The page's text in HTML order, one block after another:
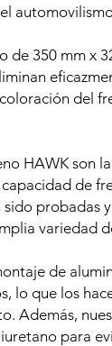
de 350 mm x
del
HAWK son
de
sido probadas
variedad
de
lo que los
Además,
para